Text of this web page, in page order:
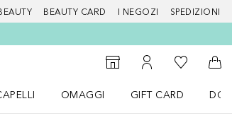
BEAUTY CARD I NEGOZI SPEDIZIONI
StorefinderAl Mio Account
Alla Mia
Al
OMAGGI
GIFT CARD